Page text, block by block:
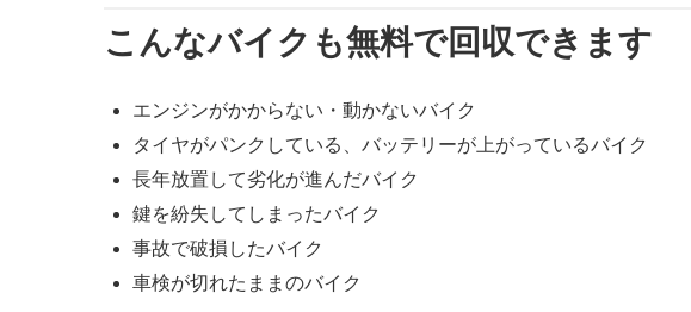
こんなバイクも無料で回収できます
エンジンがかからない・動かないバイク
タイヤがパンクしている、バッテリーが上がっているバイク
長年放置して劣化が進んだバイク
鍵を紛失してしまったバイク
事故で破損したバイク
車検が切れたままのバイク